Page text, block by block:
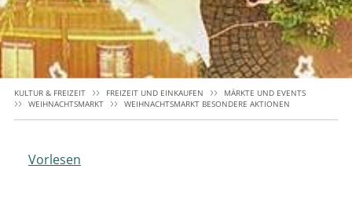
KULTUR & FREIZEIT FREIZEIT UND EINKAUFEN
MÄRKTE UND EVENTS
WEIHNACHTSMARKT
WEIHNACHTSMARKT BESONDERE AKTIONEN
Vorlesen